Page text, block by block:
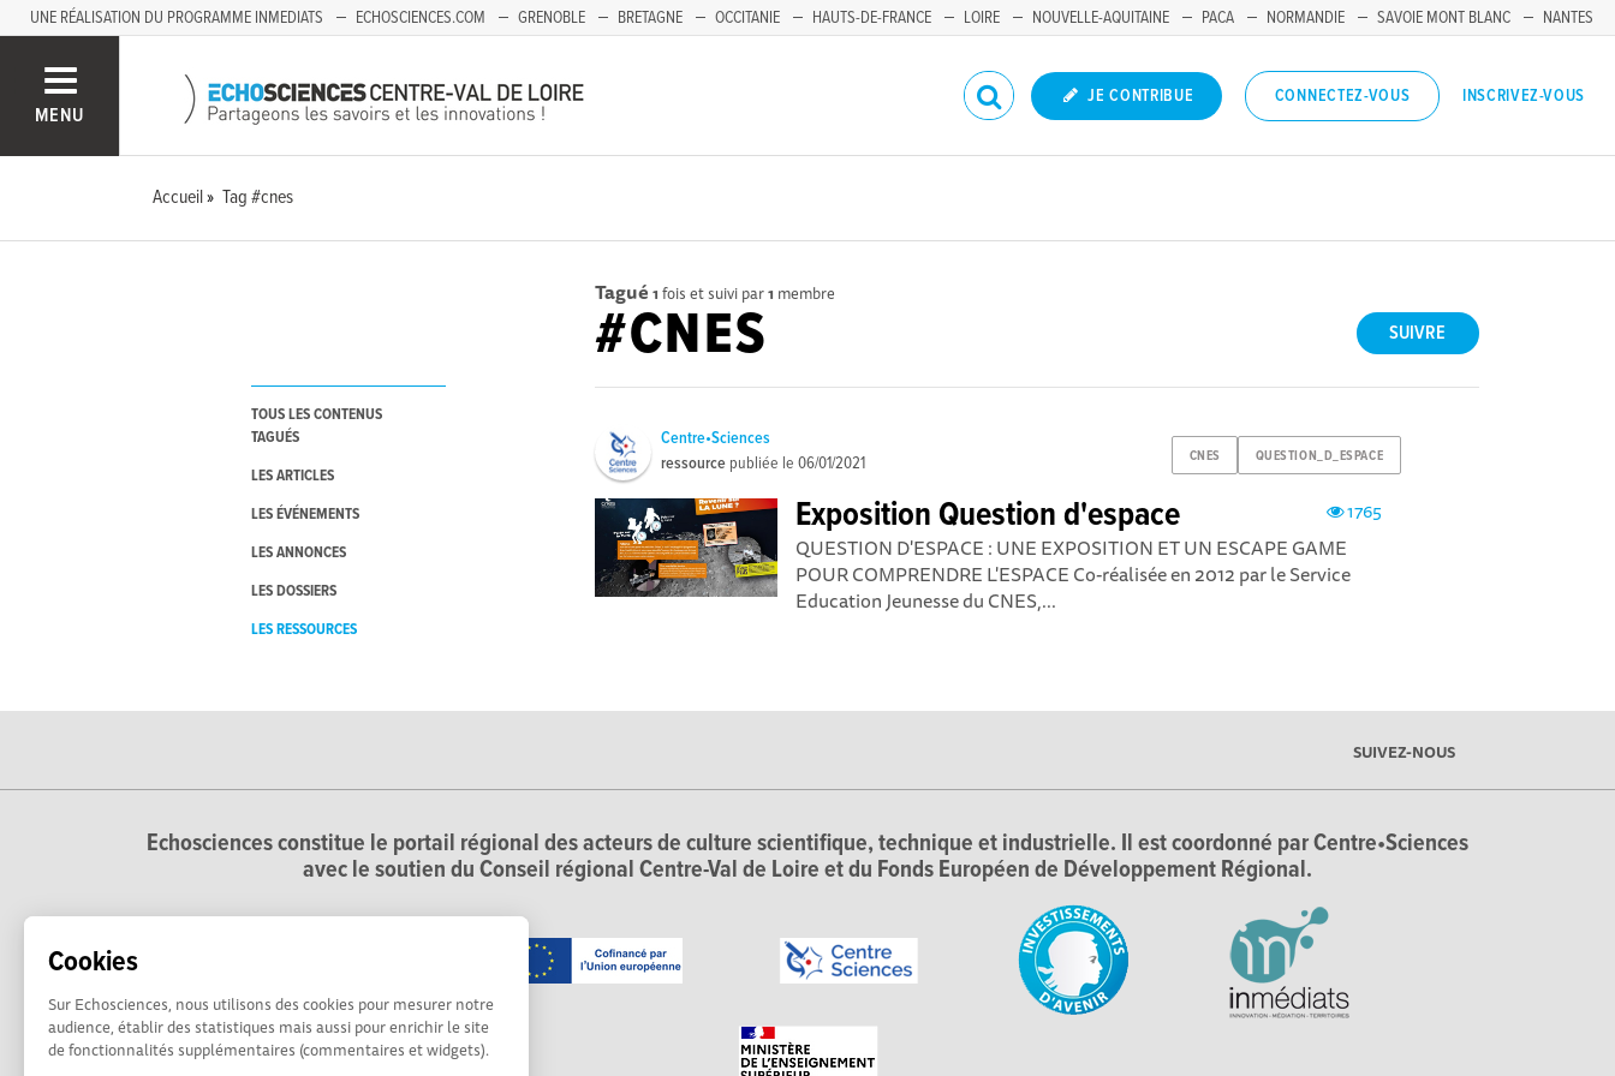
Cookies
Sur Echosciences, nous utilisons des cookies pour mesurer notre
audience, établir des statistiques mais aussi pour enrichir le site
de fonctionnalités supplémentaires (commentaires et widgets).
UNE RÉALISATION DU PROGRAMME INMEDIATS ECHOSCIENCES.COM GRENOBLE BRETAGNE OCCITANIE HAUTS-DE-FRANCE LOIRE NOUVELLE-AQUITAINE PACA NORMANDIE SAVOIE MONT BLANC
NANTES
MENU
JE CONTRIBUE CONNECTEZ-VOUS INSCRIVEZ-VOUS
Accueil Tag #cnes
TOUS LES CONTENUS
TAGUÉS
LES ARTICLES
LES ÉVÉNEMENTS
LES ANNONCES
LES DOSSIERS
LES RESSOURCES
Tagué 1 fois et suivi par1 membre
SUIVRE
#CNES
CNES QUESTION_D_ESPACE
Centre•Sciences
ressource publiée le06/01/2021
1765
Exposition Question d'espace
QUESTION D'ESPACE : UNE EXPOSITION ET UN ESCAPE GAME
POUR COMPRENDRE L'ESPACE Co-réalisée en 2012 par le Service
Education Jeunesse du CNES,...
SUIVEZ-NOUS
Echosciences constitue le portail régional des acteurs de culture scientifique, technique et industrielle. Il est coordonné par Centre•Sciences
avec le soutien du Conseil régional Centre-Val de Loire et du Fonds Européen de Développement Régional.